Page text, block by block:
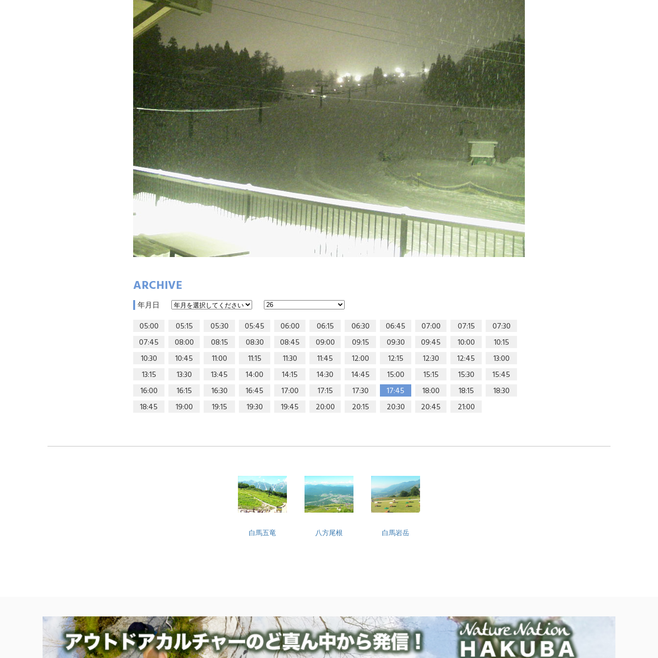
ARCHIVE
年月日
05:00 05:15 05:30 05:45 06:00 06:15 06:30 06:45 07:00 07:15
07:30
07:45
08:00 08:15 08:30 08:45 09:00 09:15 09:30 09:45 10:00
10:15
10:30
10:45 11:00 11:15 11:30 11:45 12:00 12:15 12:30 12:45
13:00
13:15
13:30 13:45 14:00 14:15 14:30 14:45 15:00 15:15 15:30
15:45
16:00
16:15 16:30 16:45 17:00 17:15 17:30 17:45 18:00 18:15
18:30
18:45
19:00 19:15 19:30 19:45 20:00 20:15 20:30 20:45 21:00
白馬五竜 八方尾根 白馬岩岳